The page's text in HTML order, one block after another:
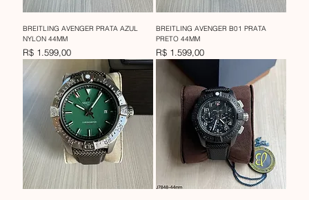
BREITLING AVENGER PRATA AZUL
NYLON 44MM
Preço
R$ 1.599,00
BREITLING AVENGER B01 PRATA
PRETO 44MM
Preço
R$ 1.599,00